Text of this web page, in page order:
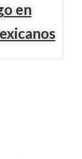
en